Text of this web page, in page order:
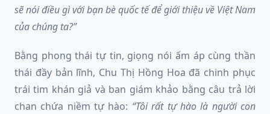
sẽ nói điều gì với bạn bè quốc tế để giới thiệu về Việt Nam
của chúng ta?”
Bằng phong thái tự tin, giọng nói ấm áp cùng thần
thái đầy bản lĩnh, Chu Thị Hồng Hoa đã chinh phục
trái tim khán giả và ban giám khảo bằng câu trả lời
chan chứa niềm tự hào: “Tôi rất tự hào là người con